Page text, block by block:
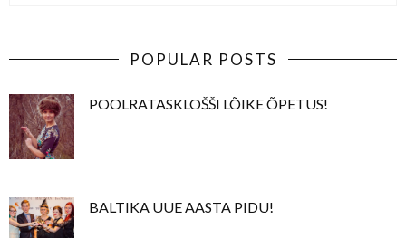
POPULAR POSTS
POOLRATASKLOŠŠI LÕIKE ÕPETUS!
BALTIKA UUE AASTA PIDU!